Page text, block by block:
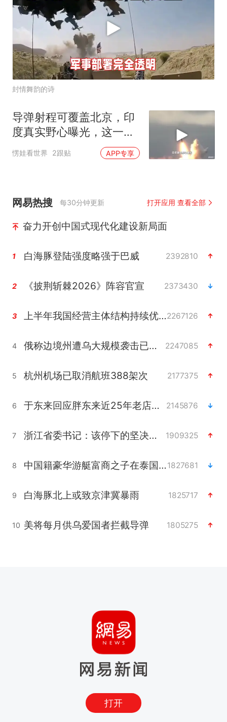
封情舞韵的诗
导弹射程可覆盖北京，印
度真实野心曝光，这一
次，中巴反制要更狠
愣娃看世界 2跟贴 APP专享
网易热搜 每30分钟更新 打开应用 查看全部
奋力开创中国式现代化建设新局面
1 白海豚登陆强度略强于巴威 2392810
2 《披荆斩棘2026》阵容官宣 2373430
3 上半年我国经营主体结构持续优化2267126
4 俄称边境州遭乌大规模袭击已致13伤 2247085
5 杭州机场已取消航班388架次 2177375
6 于东来回应胖东来近25年老店年底关闭 2145876
7 浙江省委书记：该停下的坚决停下来 1909325
8 中国籍豪华游艇富商之子在泰国被杀1827681
9 白海豚北上或致京津冀暴雨 1825717
10 美将每月供乌爱国者拦截导弹 1805275
打开